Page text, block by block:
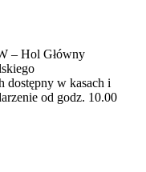
– Hol Główny
dostępny w kasach i
od godz. 10.00